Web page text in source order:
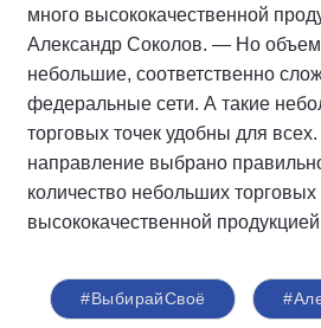
много высококачественной
Александр Соколов. — Но
небольшие, соответственно
федеральные сети. А такие
торговых точек удобны для всех.
направление выбрано
количество небольших торговых
высококачественной
#ВыбирайСвоё